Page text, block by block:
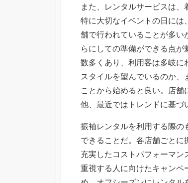
また、レンタルサービスは、
特に大切なイベントの日に
舗で行われていることが多
らにしての準備ができる点
数多くあり、利用客は多岐に
スタイルを望んでいるのか
ことから始めると良い。店
他、最近ではトレンドに基づ
振袖レンタルを利用する際
できることだ。各店舗ごとに
充実したコストパフォーマ
重視する人に向けたキャンペ